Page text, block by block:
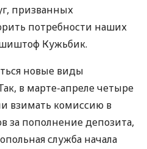
призванных
потребности наших
Кужьбик.
новые виды
в марте-апреле четыре
взимать комиссию в
за пополнение депозита,
служба начала